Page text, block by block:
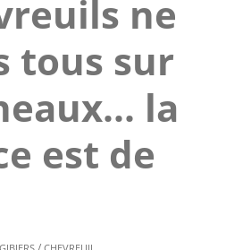
ne
tous sur
la
est de